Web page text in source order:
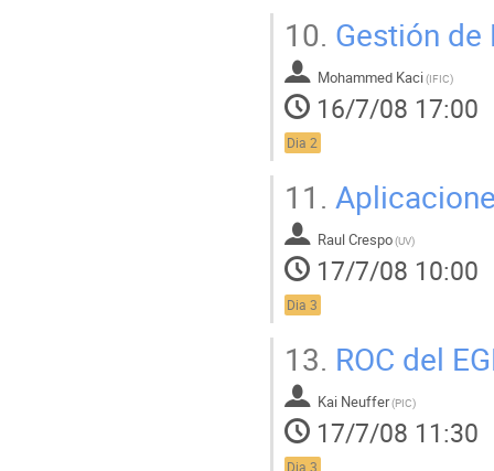
10. Gestión de
Mohammed Kaci(IFIC)
16/7/08 17:00
Dia 2
11.
Raul Crespo(UV)
17/7/08 10:00
Dia 3
13. ROC del
Kai Neuffer(PIC)
17/7/08 11:30
Dia 3